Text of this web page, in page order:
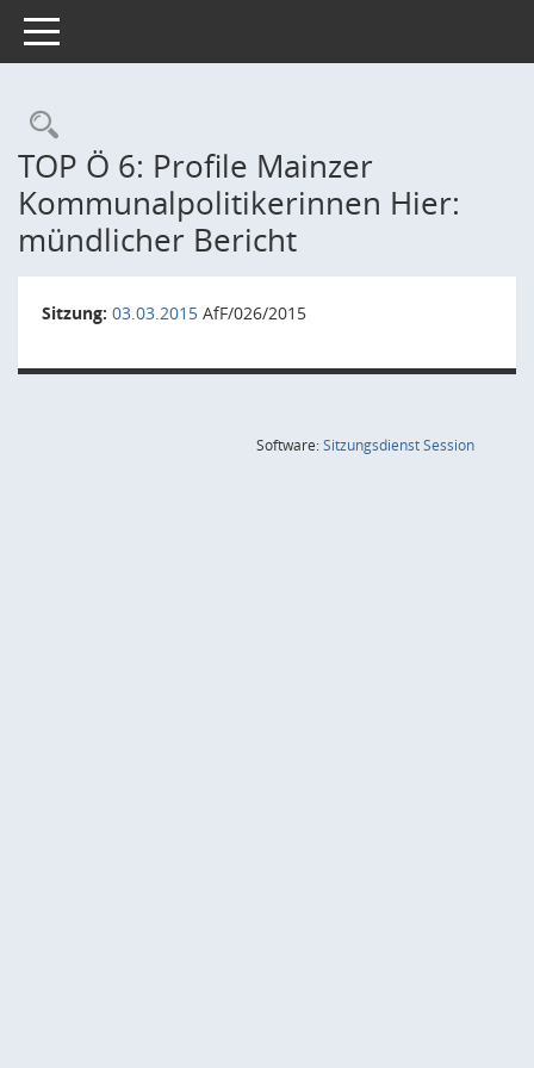
Toggle navigation
Rechercheauswahl
TOP Ö 6: Profile Mainzer
Kommunalpolitikerinnen Hier:
mündlicher Bericht
Sitzung: 03.03.2015 AfF/026/2015
Software:SitzungsdienstSession(Wird in